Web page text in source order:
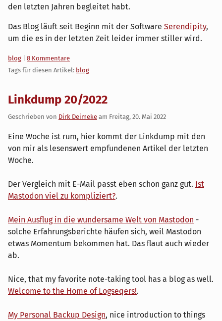
den letzten Jahren begleitet habt.
Das Blog läuft seit Beginn mit der Software Serendipity,
um die es in der letzten Zeit leider immer stiller wird.
Kategorien:
blog
8 Kommentare
Tags für diesen Artikel: blog
Linkdump 20/2022
Geschrieben von Dirk Deimeke am Freitag, 20. Mai 2022
Eine Woche ist rum, hier kommt der Linkdump mit den
von mir als lesenswert empfundenen Artikel der letzten
Woche.
Der Vergleich mit E-Mail passt eben schon ganz gut. Ist
Mastodon viel zu kompliziert?.
Mein Ausflug in die wundersame Welt von Mastodon -
solche Erfahrungsberichte häufen sich, weil Mastodon
etwas Momentum bekommen hat. Das flaut auch wieder
ab.
Nice, that my favorite note-taking tool has a blog as well.
Welcome to the Home of Logseqers!.
My Personal Backup Design, nice introduction to things